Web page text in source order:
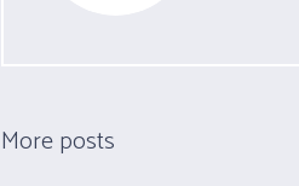
More posts